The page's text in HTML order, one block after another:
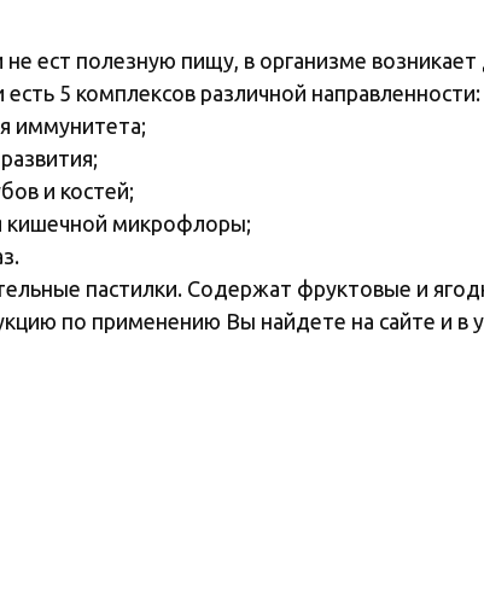
не ест полезную пищу, в организме
5 комплексов различной направленности:
иммунитета;
и костей;
кишечной микрофлоры;
пастилки. Содержат фруктовые и
по применению Вы найдете на сайте и в